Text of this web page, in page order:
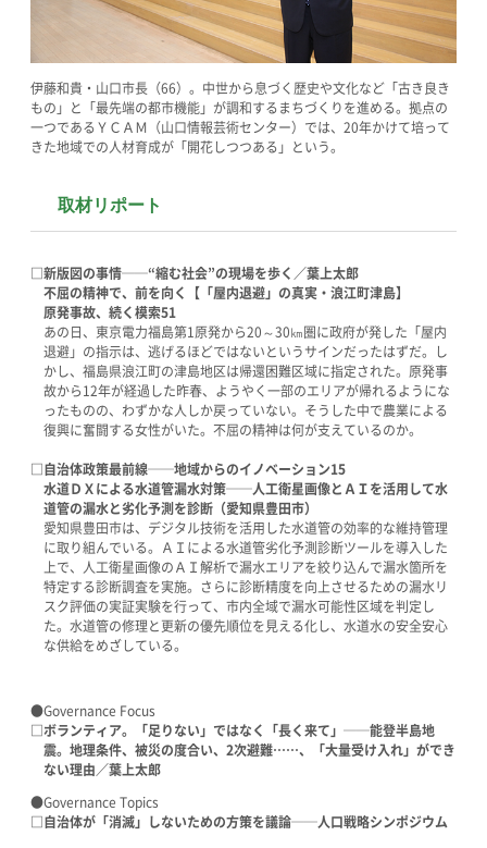
伊藤和貴・山口市長（66）。中世から息づく歴史や文化など「古き良き
もの」と「最先端の都市機能」が調和するまちづくりを進める。拠点の
一つであるＹＣＡＭ（山口情報芸術センター）では、20年かけて培って
きた地域での人材育成が「開花しつつある」という。
取材リポート
□新版図の事情──“縮む社会”の現場を歩く／葉上太郎
不屈の精神で、前を向く【「屋内退避」の真実・浪江町津島】
原発事故、続く模索51
あの日、東京電力福島第1原発から20～30㎞圏に政府が発した「屋内
退避」の指示は、逃げるほどではないというサインだったはずだ。し
かし、福島県浪江町の津島地区は帰還困難区域に指定された。原発事
故から12年が経過した昨春、ようやく一部のエリアが帰れるようにな
ったものの、わずかな人しか戻っていない。そうした中で農業による
復興に奮闘する女性がいた。不屈の精神は何が支えているのか。
□自治体政策最前線──地域からのイノベーション15
水道ＤＸによる水道管漏水対策──人工衛星画像とＡＩを活用して水
道管の漏水と劣化予測を診断（愛知県豊田市）
愛知県豊田市は、デジタル技術を活用した水道管の効率的な維持管理
に取り組んでいる。ＡＩによる水道管劣化予測診断ツールを導入した
上で、人工衛星画像のＡＩ解析で漏水エリアを絞り込んで漏水箇所を
特定する診断調査を実施。さらに診断精度を向上させるための漏水リ
スク評価の実証実験を行って、市内全域で漏水可能性区域を判定し
た。水道管の修理と更新の優先順位を見える化し、水道水の安全安心
な供給をめざしている。
●Governance Focus
□ボランティア。「足りない」ではなく「長く来て」──能登半島地
震。地理条件、被災の度合い、2次避難……、「大量受け入れ」ができ
ない理由／葉上太郎
●Governance Topics
□自治体が「消滅」しないための方策を議論──人口戦略シンポジウム